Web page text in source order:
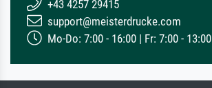
+43 4257 29415
support@meisterdrucke.com
Mo-Do: 7:00 - 16:00 | Fr: 7:00 - 13:00